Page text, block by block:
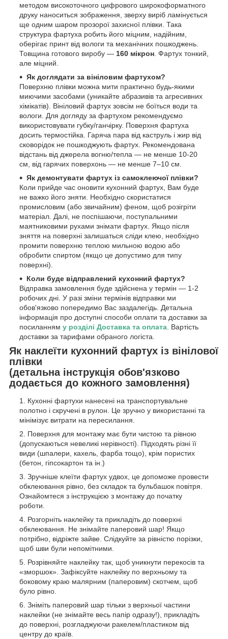
методом високоточного цифрового широкоформатного
друку наноситься зображення, зверху виріб ламінується
ще одним шаром прозорої захисної плівки. Така
структура фартуха робить його міцним, надійним,
оберігає принт від вологи та механічних пошкоджень.
Товщина готового виробу — 160 мікрон . Фартух тонкий,
але міцний.
Як доглядати за вініловим фартухом?
Поверхню плівки можна мити практично будь-якими
миючими засобами (уникайте абразивів та агресивних
хімікатів). Вініловий фартух зовсім не боїться води та
вологи. Для догляду за фартухом рекомендуємо
використовувати губку/ганчірку. Поверхня фартуха
досить термостійка. Гаряча пара від каструль і жир від
сковорідок не пошкоджують фартух. Рекомендована
відстань від джерела вогню/тепла — не менше 10-20
см, від гарячих поверхонь — не менше 7–10 см.
Як демонтувати фартух із самоклеючої плівки?
Коли прийде час оновити кухонний фартух, Вам буде
не важко його зняти. Необхідно скористатися
промисловим (або звичайним) феном, щоб розігріти
матеріал. Далі, не поспішаючи, поступальними
маятниковими рухами знімати фартух. Якщо після
зняття на поверхні залишаться сліди клею, необхідно
промити поверхню теплою мильною водою або
обробити спиртом (якщо це допустимо для типу
поверхні).
Коли буде відправлений кухонний фартух?
Відправка замовлення буде здійснена у термін — 1-2
робочих дні. У разі зміни термінів відправки ми
обов'язково попередимо Вас заздалегідь. Детальна
інформація про доступні способи оплати та доставки за
посиланням у розділі Доставка та оплата . Вартість
доставки за тарифами обраного логіста.
Як наклеїти кухонний фартух із вінілової
плівки
(детальна інструкція обов'язково
додається до кожного замовлення)
Кухонні фартухи нанесені на транспортувальне
полотно і скручені в рулон. Це зручно у використанні та
мінімізує витрати на пересилання.
Поверхня для монтажу має бути чистою та рівною
(допускаються невеликі нерівності). Підходять різні її
види (шпалери, кахель, фарба тощо), крім пористих
(бетон, гіпсокартон та ін.)
Зручніше клеїти фартух удвох, це допоможе провести
обклеювання рівно, без складок та бульбашок повітря.
Ознайомтеся з інструкцією з монтажу до початку
роботи.
Розгорніть наклейку та прикладіть до поверхні
обклеювання. Не знімайте паперовий шар! Якщо
потрібно, відріжте зайве. Слідкуйте за рівністю порізки,
щоб шви були непомітними.
Розрівняйте наклейку так, щоб уникнути перекосів та
«зморшок». Зафіксуйте наклейку по верхньому та
боковому краю малярним (паперовим) скотчем, щоб
було рівно.
Зніміть паперовий шар тільки з верхньої частини
наклейки (не знімайте весь папір одразу!), прикладіть
до поверхні, розгладжуючи ракелем/пластиком від
центру до країв.